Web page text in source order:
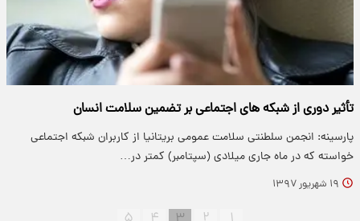
تأثیر دوری از شبکه های اجتماعی بر تضمین سلامت انسان
پارسینه: انجمن سلطنتی سلامت عمومی بریتانیا از کاربران شبکه اجتماعی
خواسته که در ماه جاری میلادی (سپتامبر) کمتر در…
۱۹ شهریور ۱۳۹۷